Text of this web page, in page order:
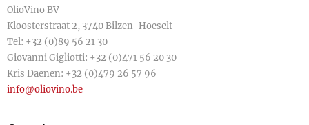
OlioVino BV
Kloosterstraat 2, 3740 Bilzen-Hoeselt
Tel: +32 (0)89 56 21 30
Giovanni Gigliotti: +32 (0)471 56 20 30
Kris Daenen: +32 (0)479 26 57 96
info@oliovino.be